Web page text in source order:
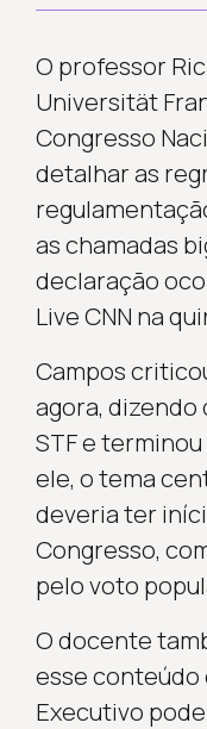
O professor
Universität
Congresso
detalhar as
as chamadas
declaração
Live CNN na
Campos
agora, dizendo
STF e
ele, o tema
deveria ter
Congresso,
pelo voto
O docente
esse
Executivo